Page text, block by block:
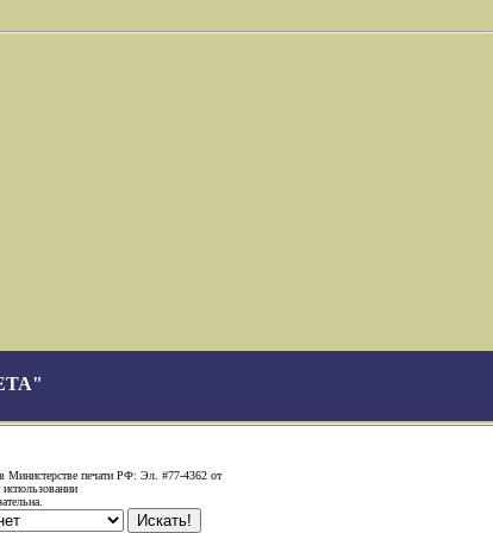
Министерстве печати РФ: Эл. #77-4362 от